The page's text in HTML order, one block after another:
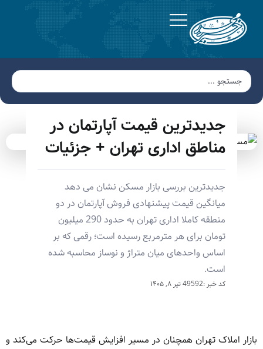
جدیدترین قیمت آپارتمان در
مناطق اداری تهران + جزئیات
جدیدترین بررسی بازار مسکن نشان می دهد
میانگین قیمت پیشنهادی فروش آپارتمان در دو
منطقه کاملا اداری تهران به حدود 290 میلیون
تومان برای هر مترمربع رسیده است؛ رقمی که بر
اساس واحدهای میان متراژ و نوساز محاسبه شده
است.
کد خبر :49592 تیر ۸, ۱۴۰۵
بازار املاک تهران همچنان در مسیر افزایش قیمت‌ها حرکت می‌کند و